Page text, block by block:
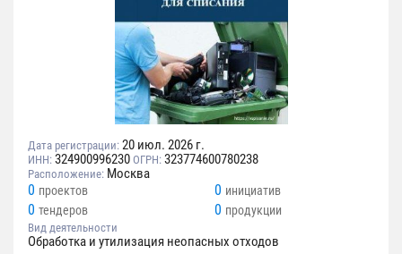
Дата регистрации: 20 июл. 2026 г.
ИНН: 324900996230 ОГРН: 323774600780238
Расположение: Москва
0 проектов 0 инициатив
0 тендеров 0 продукции
Вид деятельности
Обработка и утилизация неопасных отходов